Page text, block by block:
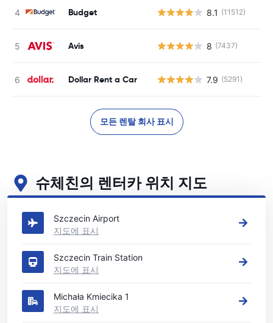
Budget 8.1 (11512)
Avis 8 (7437)
Dollar Rent a Car 7.9 (5291)
모든 렌탈 회사 표시
슈체친의 렌터카 위치 지도
슈체친의 주요 렌터카 영업소 보기
Szczecin Airport
지도에 표시
Szczecin Train Station
지도에 표시
Michała Kmiecika 1
지도에 표시